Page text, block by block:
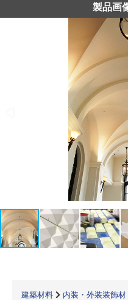
製品画
建築材料 内装・外装装飾材